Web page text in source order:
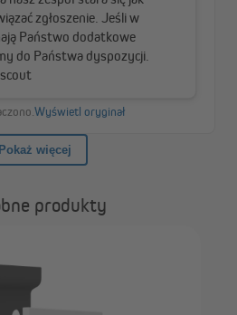
produkty